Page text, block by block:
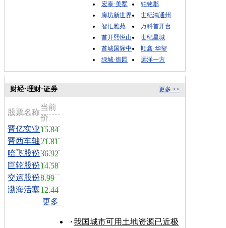
宏泰·美墅
铂铭郡
廊坊新世界
世纪鸿通州
智汇雅苑
万科首开台
首开熙悦山
世纪星城
首城国际中
顺鑫·华玺
绿城·御园
远洋一方
更多 >>
财经·理财·证券
股票名称
当前
价
晋亿实业15.84
晋西车轴21.81
哈飞股份36.92
巨轮股份14.58
交运股份8.99
渤海活塞12.44
更多
我国城市可用土地资源已近极